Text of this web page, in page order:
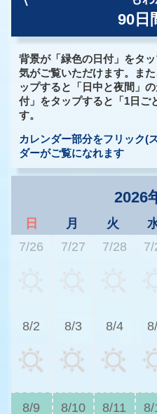
90日
背景が「緑色の日付」をタ
気がご覧いただけます。ま
ップすると「日中と夜間」
付」をタップすると「1日ご
す。
カレンダー部分をフリック(
ダーがご覧になれます
2026
日 月 火
7/26
7/27 7/28 7/
8/2 8/3 8/4
8/9 8/10 8/11 8/